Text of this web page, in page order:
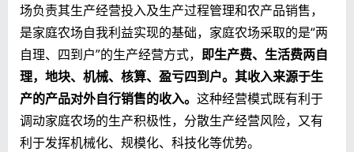
场负责其生产经营投入及生产过程管理和农产品销售，
是家庭农场自我利益实现的基础，家庭农场采取的是“两
自理、四到户”的生产经营方式， 即生产费、生活费两自
理，地块、机械、核算、盈亏四到户。其收入来源于生
产的产品对外自行销售的收入。 这种经营模式既有利于
调动家庭农场的生产积极性，分散生产经营风险，又有
利于发挥机械化、规模化、科技化等优势。